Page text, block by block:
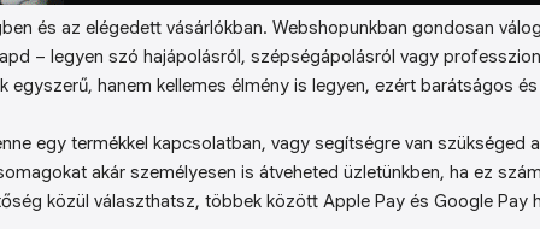
és az elégedett vásárlókban. Webshopunkban gondosan
– legyen szó hajápolásról, szépségápolásról vagy
egyszerű, hanem kellemes élmény is legyen, ezért barátságos
egy termékkel kapcsolatban, vagy segítségre van szükséged
akár személyesen is átveheted üzletünkben, ha ez
közül választhatsz, többek között Apple Pay és Google Pay